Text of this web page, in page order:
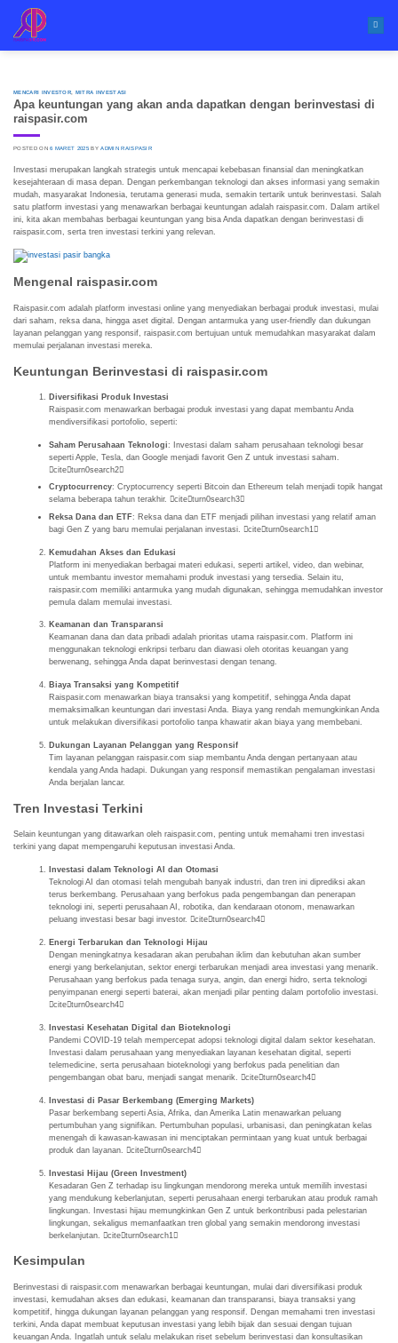
content
MENCARI INVESTOR MITRA INVESTASI
Apa keuntungan yang akan anda dapatkan dengan berinvestasi di
raispasir.com
POSTED ON6 MARET 2025 BYADMIN RAISPASIR
Investasi merupakan langkah strategis untuk mencapai kebebasan finansial dan meningkatkan
kesejahteraan di masa depan. Dengan perkembangan teknologi dan akses informasi yang semakin
mudah, masyarakat Indonesia, terutama generasi muda, semakin tertarik untuk berinvestasi. Salah
satu platform investasi yang menawarkan berbagai keuntungan adalah raispasir.com. Dalam artikel
ini, kita akan membahas berbagai keuntungan yang bisa Anda dapatkan dengan berinvestasi di
raispasir.com, serta tren investasi terkini yang relevan.
Mengenal raispasir.com
Raispasir.com adalah platform investasi online yang menyediakan berbagai produk investasi, mulai
dari saham, reksa dana, hingga aset digital. Dengan antarmuka yang user-friendly dan dukungan
layanan pelanggan yang responsif, raispasir.com bertujuan untuk memudahkan masyarakat dalam
memulai perjalanan investasi mereka.
Keuntungan Berinvestasi di raispasir.com
Diversifikasi Produk Investasi
Raispasir.com menawarkan berbagai produk investasi yang dapat membantu Anda
mendiversifikasi portofolio, seperti:
Saham Perusahaan Teknologi: Investasi dalam saham perusahaan teknologi besar
seperti Apple, Tesla, dan Google menjadi favorit Gen Z untuk investasi saham.
citeturn0search2
Cryptocurrency: Cryptocurrency seperti Bitcoin dan Ethereum telah menjadi topik hangat
selama beberapa tahun terakhir. citeturn0search3
Reksa Dana dan ETF: Reksa dana dan ETF menjadi pilihan investasi yang relatif aman
bagi Gen Z yang baru memulai perjalanan investasi. citeturn0search1
Kemudahan Akses dan Edukasi
Platform ini menyediakan berbagai materi edukasi, seperti artikel, video, dan webinar,
untuk membantu investor memahami produk investasi yang tersedia. Selain itu,
raispasir.com memiliki antarmuka yang mudah digunakan, sehingga memudahkan investor
pemula dalam memulai investasi.
Keamanan dan Transparansi
Keamanan dana dan data pribadi adalah prioritas utama raispasir.com. Platform ini
menggunakan teknologi enkripsi terbaru dan diawasi oleh otoritas keuangan yang
berwenang, sehingga Anda dapat berinvestasi dengan tenang.
Biaya Transaksi yang Kompetitif
Raispasir.com menawarkan biaya transaksi yang kompetitif, sehingga Anda dapat
memaksimalkan keuntungan dari investasi Anda. Biaya yang rendah memungkinkan Anda
untuk melakukan diversifikasi portofolio tanpa khawatir akan biaya yang membebani.
Dukungan Layanan Pelanggan yang Responsif
Tim layanan pelanggan raispasir.com siap membantu Anda dengan pertanyaan atau
kendala yang Anda hadapi. Dukungan yang responsif memastikan pengalaman investasi
Anda berjalan lancar.
Tren Investasi Terkini
Selain keuntungan yang ditawarkan oleh raispasir.com, penting untuk memahami tren investasi
terkini yang dapat mempengaruhi keputusan investasi Anda.
Investasi dalam Teknologi AI dan Otomasi
Teknologi AI dan otomasi telah mengubah banyak industri, dan tren ini diprediksi akan
terus berkembang. Perusahaan yang berfokus pada pengembangan dan penerapan
teknologi ini, seperti perusahaan AI, robotika, dan kendaraan otonom, menawarkan
peluang investasi besar bagi investor. citeturn0search4
Energi Terbarukan dan Teknologi Hijau
Dengan meningkatnya kesadaran akan perubahan iklim dan kebutuhan akan sumber
energi yang berkelanjutan, sektor energi terbarukan menjadi area investasi yang menarik.
Perusahaan yang berfokus pada tenaga surya, angin, dan energi hidro, serta teknologi
penyimpanan energi seperti baterai, akan menjadi pilar penting dalam portofolio investasi.
citeturn0search4
Investasi Kesehatan Digital dan Bioteknologi
Pandemi COVID-19 telah mempercepat adopsi teknologi digital dalam sektor kesehatan.
Investasi dalam perusahaan yang menyediakan layanan kesehatan digital, seperti
telemedicine, serta perusahaan bioteknologi yang berfokus pada penelitian dan
pengembangan obat baru, menjadi sangat menarik. citeturn0search4
Investasi di Pasar Berkembang (Emerging Markets)
Pasar berkembang seperti Asia, Afrika, dan Amerika Latin menawarkan peluang
pertumbuhan yang signifikan. Pertumbuhan populasi, urbanisasi, dan peningkatan kelas
menengah di kawasan-kawasan ini menciptakan permintaan yang kuat untuk berbagai
produk dan layanan. citeturn0search4
Investasi Hijau (Green Investment)
Kesadaran Gen Z terhadap isu lingkungan mendorong mereka untuk memilih investasi
yang mendukung keberlanjutan, seperti perusahaan energi terbarukan atau produk ramah
lingkungan. Investasi hijau memungkinkan Gen Z untuk berkontribusi pada pelestarian
lingkungan, sekaligus memanfaatkan tren global yang semakin mendorong investasi
berkelanjutan. citeturn0search1
Kesimpulan
Berinvestasi di raispasir.com menawarkan berbagai keuntungan, mulai dari diversifikasi produk
investasi, kemudahan akses dan edukasi, keamanan dan transparansi, biaya transaksi yang
kompetitif, hingga dukungan layanan pelanggan yang responsif. Dengan memahami tren investasi
terkini, Anda dapat membuat keputusan investasi yang lebih bijak dan sesuai dengan tujuan
keuangan Anda. Ingatlah untuk selalu melakukan riset sebelum berinvestasi dan konsultasikan